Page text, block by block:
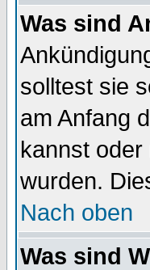
Was sind
solltest sie
am Anfang
kannst
wurden.
Nach oben
Was sind